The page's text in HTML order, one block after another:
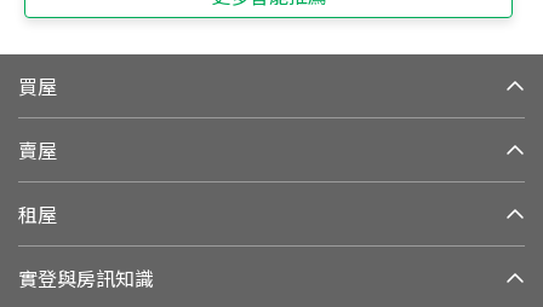
買屋
賣屋
租屋
實登與房訊知識